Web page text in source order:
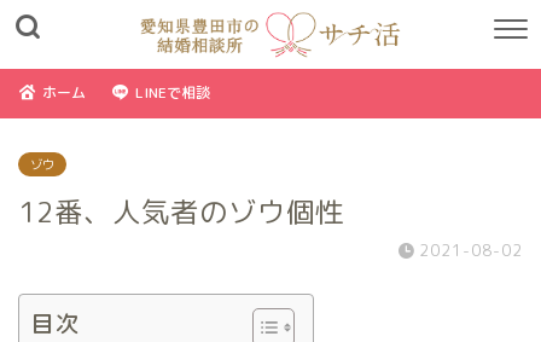
ホーム LINEで相談
ゾウ
12番、人気者のゾウ個性
2021-08-02
目次